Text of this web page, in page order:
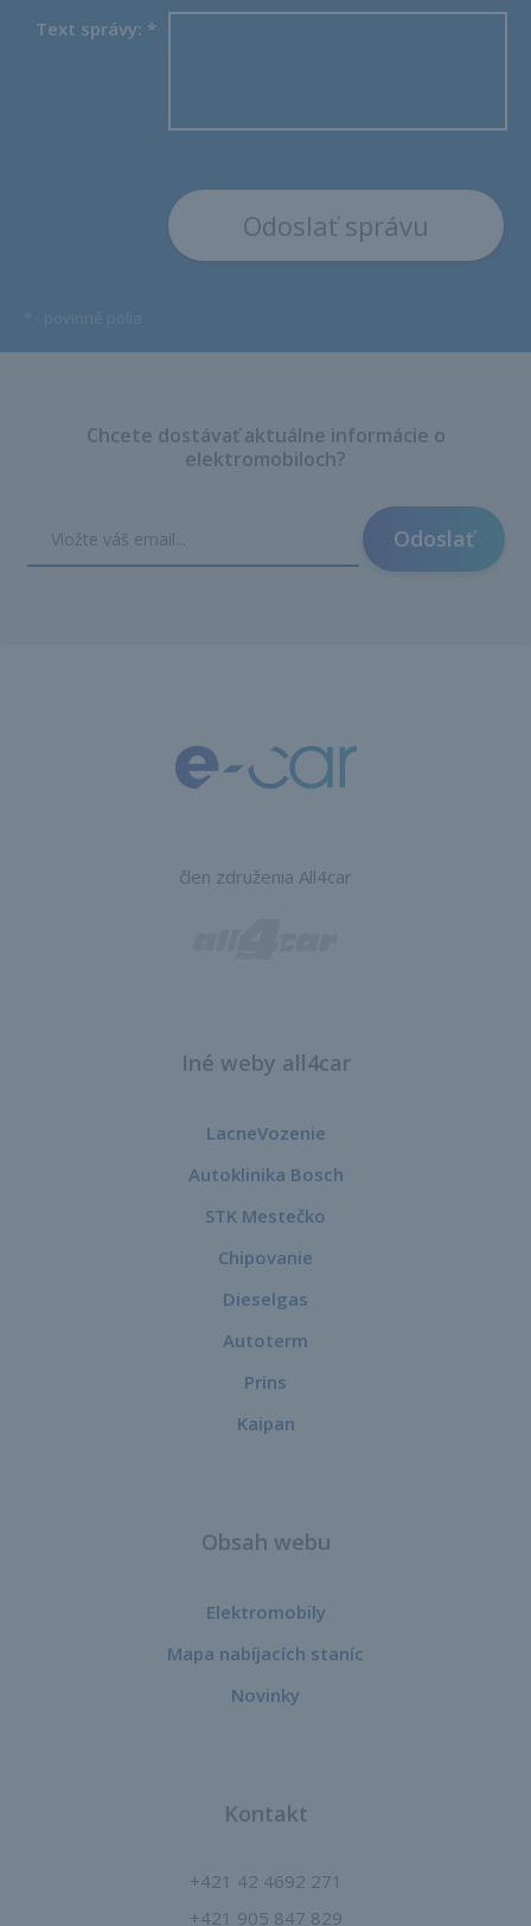
Text správy: *
Chcete dostávať aktuálne informácie o
elektromobiloch?
Odoslať
člen združenia All4car
Iné weby all4car
LacneVozenie
Autoklinika Bosch
STK Mestečko
Chipovanie
Dieselgas
Autoterm
Prins
Kaipan
Obsah webu
Elektromobily
Mapa nabíjacích staníc
Novinky
Kontakt
+421 42 4692 271
+421 905 847 829